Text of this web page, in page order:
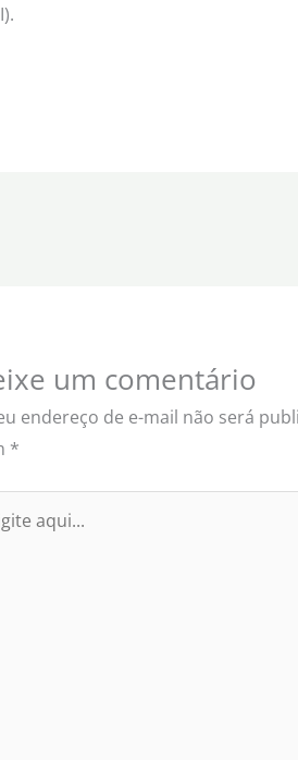
um comentário
endereço de e-mail não será
*